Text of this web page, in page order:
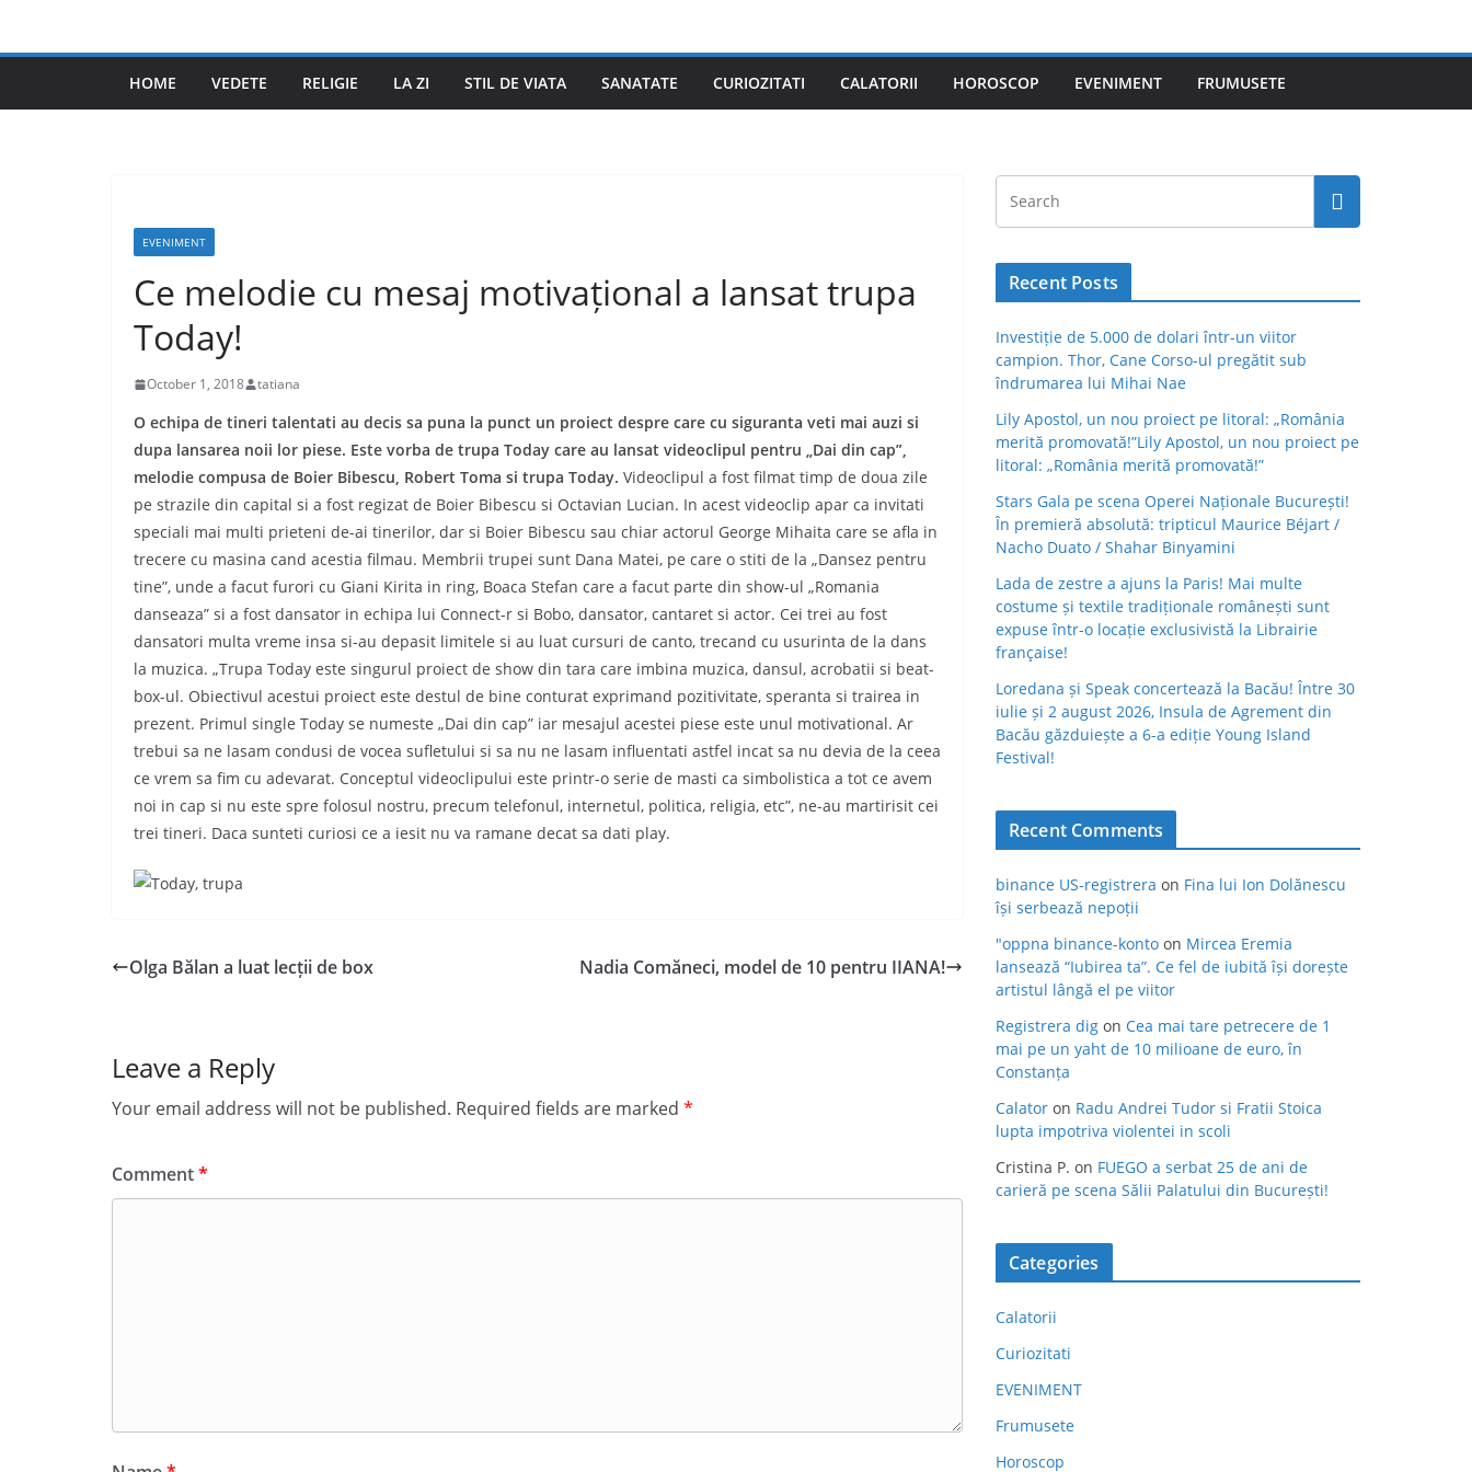
HOME VEDETE RELIGIE LA ZI STIL DE VIATA SANATATE CURIOZITATI CALATORII HOROSCOP EVENIMENT FRUMUSETE
EVENIMENT
Ce melodie cu mesaj motivațional a lansat trupa
Today!
October 1, 2018 tatiana
O echipa de tineri talentati au decis sa puna la punct un proiect despre care cu siguranta veti mai auzi si
dupa lansarea noii lor piese. Este vorba de trupa Today care au lansat videoclipul pentru „Dai din cap”,
melodie compusa de Boier Bibescu, Robert Toma si trupa Today. Videoclipul a fost filmat timp de doua zile
pe strazile din capital si a fost regizat de Boier Bibescu si Octavian Lucian. In acest videoclip apar ca invitati
speciali mai multi prieteni de-ai tinerilor, dar si Boier Bibescu sau chiar actorul George Mihaita care se afla in
trecere cu masina cand acestia filmau. Membrii trupei sunt Dana Matei, pe care o stiti de la „Dansez pentru
tine”, unde a facut furori cu Giani Kirita in ring, Boaca Stefan care a facut parte din show-ul „Romania
danseaza” si a fost dansator in echipa lui Connect-r si Bobo, dansator, cantaret si actor. Cei trei au fost
dansatori multa vreme insa si-au depasit limitele si au luat cursuri de canto, trecand cu usurinta de la dans
la muzica. „Trupa Today este singurul proiect de show din tara care imbina muzica, dansul, acrobatii si beat-
box-ul. Obiectivul acestui proiect este destul de bine conturat exprimand pozitivitate, speranta si trairea in
prezent. Primul single Today se numeste „Dai din cap” iar mesajul acestei piese este unul motivational. Ar
trebui sa ne lasam condusi de vocea sufletului si sa nu ne lasam influentati astfel incat sa nu devia de la ceea
ce vrem sa fim cu adevarat. Conceptul videoclipului este printr-o serie de masti ca simbolistica a tot ce avem
noi in cap si nu este spre folosul nostru, precum telefonul, internetul, politica, religia, etc”, ne-au martirisit cei
trei tineri. Daca sunteti curiosi ce a iesit nu va ramane decat sa dati play.
Olga Bălan a luat lecții de box Nadia Comăneci, model de 10 pentru IIANA!
Leave a Reply
Your email address will not be published. Required fields are marked *
Comment*
Recent Posts
Investiție de 5.000 de dolari într-un viitor
campion. Thor, Cane Corso-ul pregătit sub
îndrumarea lui Mihai Nae
Lily Apostol, un nou proiect pe litoral: „România
merită promovată!”Lily Apostol, un nou proiect pe
litoral: „România merită promovată!”
Stars Gala pe scena Operei Naționale București!
În premieră absolută: tripticul Maurice Béjart /
Nacho Duato / Shahar Binyamini
Lada de zestre a ajuns la Paris! Mai multe
costume și textile tradiționale românești sunt
expuse într-o locație exclusivistă la Librairie
française!
Loredana și Speak concertează la Bacău! Între 30
iulie și 2 august 2026, Insula de Agrement din
Bacău găzduiește a 6-a ediție Young Island
Festival!
Recent Comments
binance US-registrera on Fina lui Ion Dolănescu
își serbează nepoții
"oppna binance-konto on Mircea Eremia
lansează “Iubirea ta”. Ce fel de iubită își dorește
artistul lângă el pe viitor
Registrera dig on Cea mai tare petrecere de 1
mai pe un yaht de 10 milioane de euro, în
Constanța
Calator on Radu Andrei Tudor si Fratii Stoica
lupta impotriva violentei in scoli
Cristina P. on FUEGO a serbat 25 de ani de
carieră pe scena Sălii Palatului din București!
Categories
Calatorii
Curiozitati
EVENIMENT
Frumusete
Horoscop